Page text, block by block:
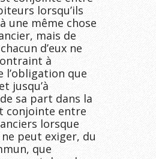
lorsqu’ils
une même chose
mais de
d’eux ne
à
l’obligation que
jusqu’à
sa part dans la
conjointe entre
lorsque
ne peut exiger, du
que